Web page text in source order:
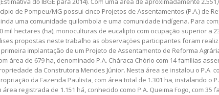
de Pompeu/MG possui cinco Projetos de Assentamentos (P.A.) de
uma comunidade quilombola e uma comunidade indígena. Para
hectares (ha), monoculturas de eucalipto com ocupação superior a
propostas neste trabalho as observações participantes foram
implantação de um Projeto de Assentamento de Reforma
área de 679 ha, denominado P.A. Cháraca Chório com 14 famílias
da Construtora Mendes Júnior. Nesta área se instalou o P.A.
da Fazenda Paulista, com área total de 1.301 ha, instalando o
registrada de 1.151 há, conhecido como P.A. Queima Fogo, com 35